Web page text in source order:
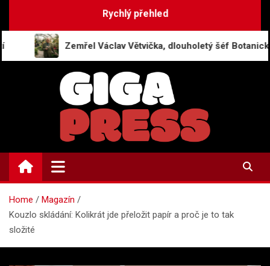
Rychlý přehled
Václav Větvička, dlouholetý šéf Botanické zahrady v
GigaPress.cz
Zpravodajství | Press info
Home
Magazín
Kouzlo skládání: Kolikrát jde přeložit papír a proč je to tak
složité